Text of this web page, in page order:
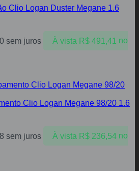
Clio Logan Duster Megane 1.6
sem juros À vista R$491,41 no
Clio Logan Megane 98/20 1.6
sem juros À vista R$236,54 no